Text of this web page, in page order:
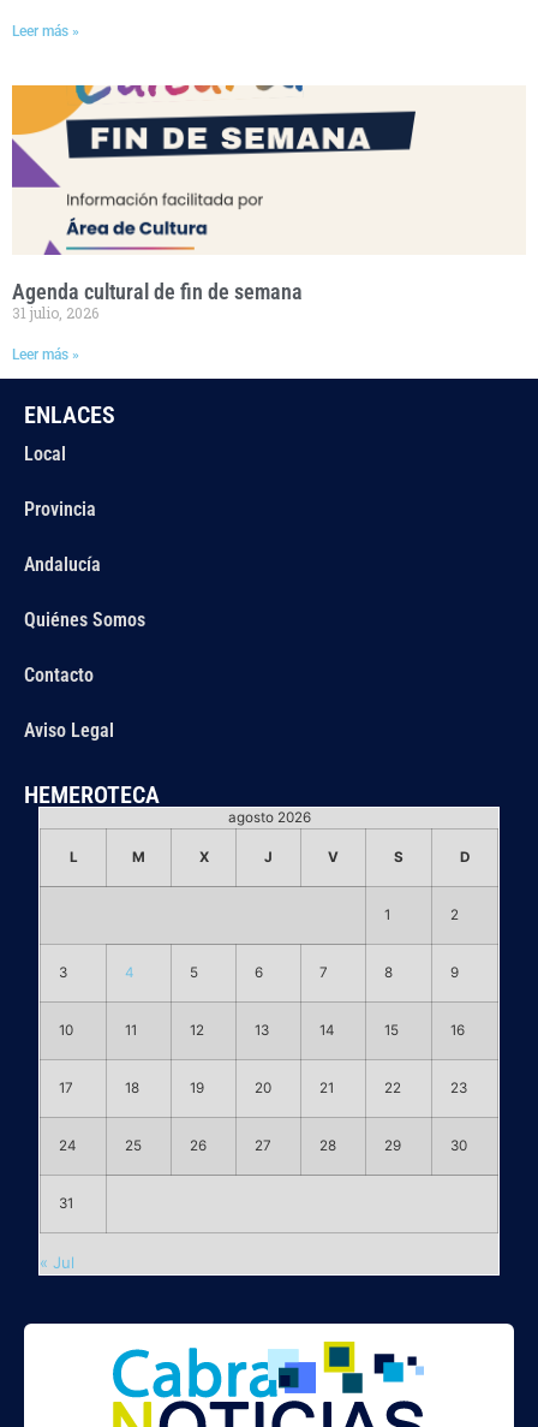
Leer más »
Agenda cultural de fin de semana
31 julio, 2026
Leer más »
ENLACES
Local
Provincia
Andalucía
Quiénes Somos
Contacto
Aviso Legal
HEMEROTECA
agosto 2026
L M X J V S D
1 2
3 4 5 6 7 8 9
10 11 12 13 14 15 16
17 18 19 20 21 22 23
24 25 26 27 28 29 30
31
« Jul